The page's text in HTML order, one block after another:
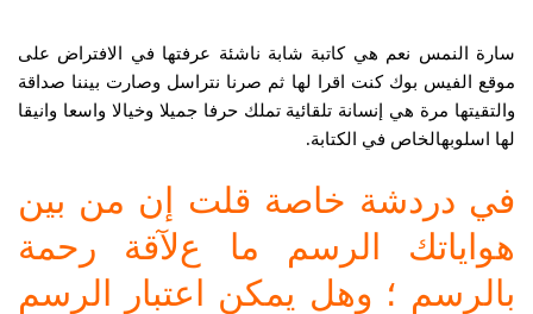
سارة النمس نعم هي كاتبة شابة ناشئة عرفتها في الافتراض على
موقع الفيس بوك كنت اقرا لها ثم صرنا نتراسل وصارت بيننا صداقة
والتقيتها مرة هي إنسانة تلقائية تملك حرفا جميلا وخيالا واسعا وانيقا
لها اسلوبهالخاص في الكتابة.
في دردشة خاصة قلت إن من بين
هواياتك الرسم ما عﻵقة رحمة
بالرسم ؛ وهل يمكن اعتبار الرسم